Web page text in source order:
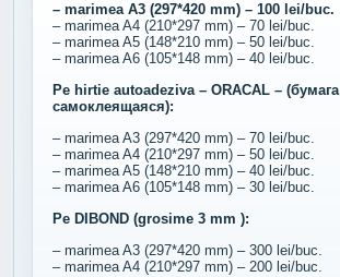
– marimea A3 (297*420 mm) – 100 lei/buc.
– marimea A4 (210*297 mm) – 70 lei/buc.
– marimea A5 (148*210 mm) – 50 lei/buc.
– marimea A6 (105*148 mm) – 40 lei/buc.
Pe hirtie autoadeziva – ORACAL – (бумага
самоклеящаяся):
– marimea A3 (297*420 mm) – 70 lei/buc.
– marimea A4 (210*297 mm) – 50 lei/buc.
– marimea A5 (148*210 mm) – 40 lei/buc.
– marimea A6 (105*148 mm) – 30 lei/buc.
Pe DIBOND (grosime 3 mm ):
– marimea A3 (297*420 mm) – 300 lei/buc.
– marimea A4 (210*297 mm) – 200 lei/buc.